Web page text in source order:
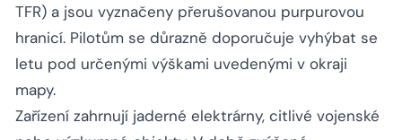
TFR) a jsou vyznačeny přerušovanou purpurovou
hranicí. Pilotům se důrazně doporučuje vyhýbat se
letu pod určenými výškami uvedenými v okraji
mapy.
Zařízení zahrnují jaderné elektrárny, citlivé vojenské